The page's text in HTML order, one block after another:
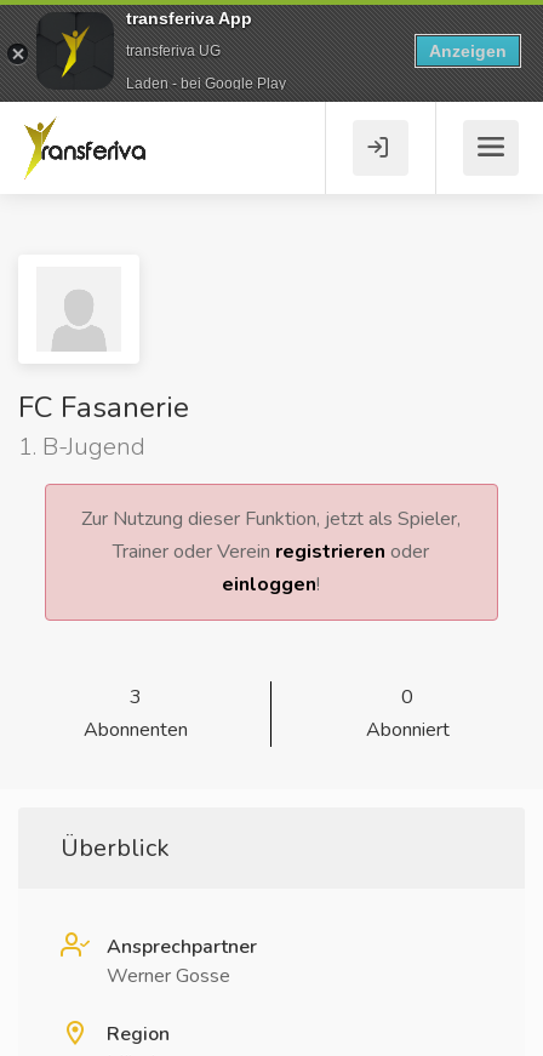
FC Fasanerie
1. B-Jugend
Zur Nutzung dieser Funktion, jetzt als Spieler,
Trainer oder Verein registrieren oder
einloggen!
3
Abonnenten
0
Abonniert
Überblick
Ansprechpartner
Werner Gosse
Region
transferiva App
transferiva UG
Laden - bei Google Play
Anzeigen